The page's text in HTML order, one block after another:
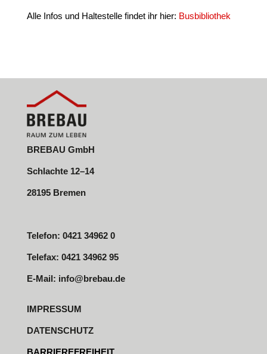
Alle Infos und Haltestelle findet ihr hier: Busbibliothek
BREBAU GmbH
Schlachte 12–14
28195 Bremen
Telefon: 0421 34962 0
Telefax: 0421 34962 95
E-Mail: info@brebau.de
IMPRESSUM
DATENSCHUTZ